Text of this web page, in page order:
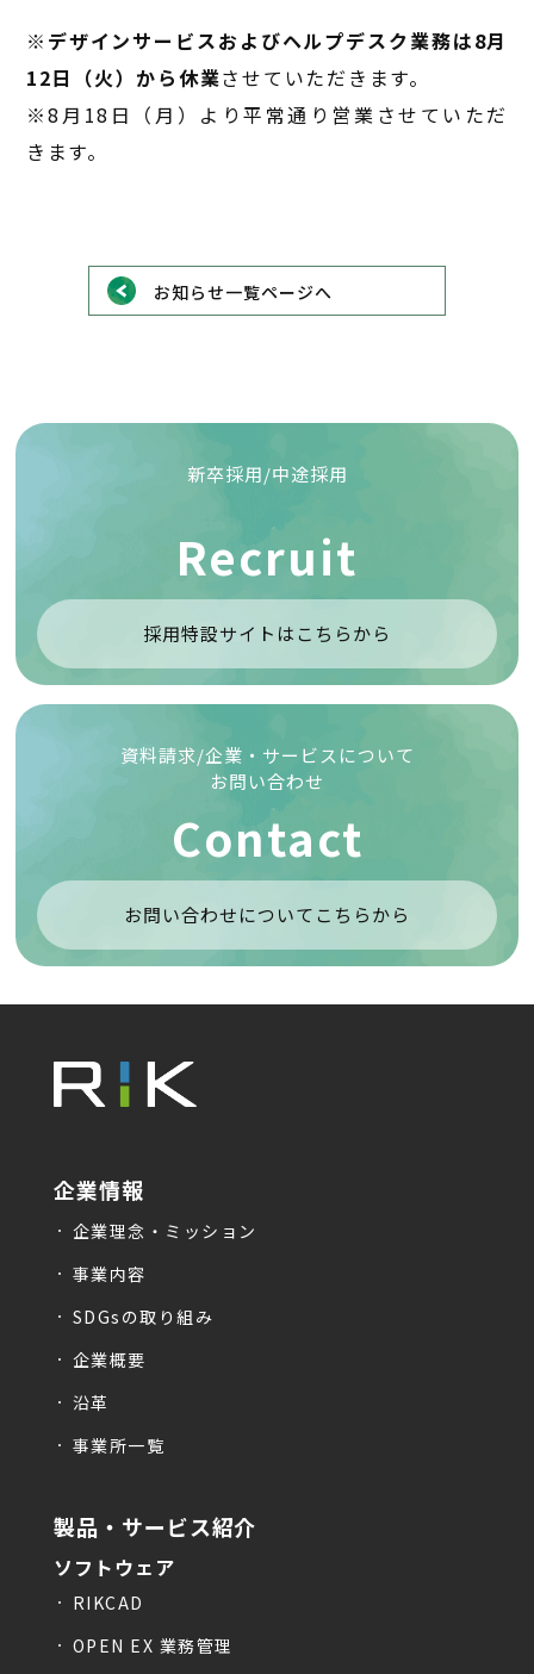
※ デザインサービスおよびヘルプデスク業務は8月
12日（火）から休業させていただきます。
※8月18日（月）より平常通り営業させていただ
きます。
お知らせ一覧ページへ
新卒採用/中途採用
Recruit
採用特設サイトはこちらから
資料請求/企業・サービスについて
お問い合わせ
Contact
お問い合わせについてこちらから
企業情報
企業理念・ミッション
事業内容
SDGsの取り組み
企業概要
沿革
事業所一覧
製品・サービス紹介
ソフトウェア
RIKCAD
OPEN EX 業務管理